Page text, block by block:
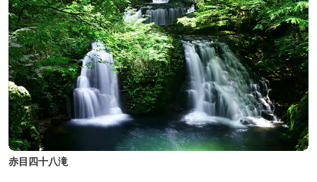
赤目四十八滝